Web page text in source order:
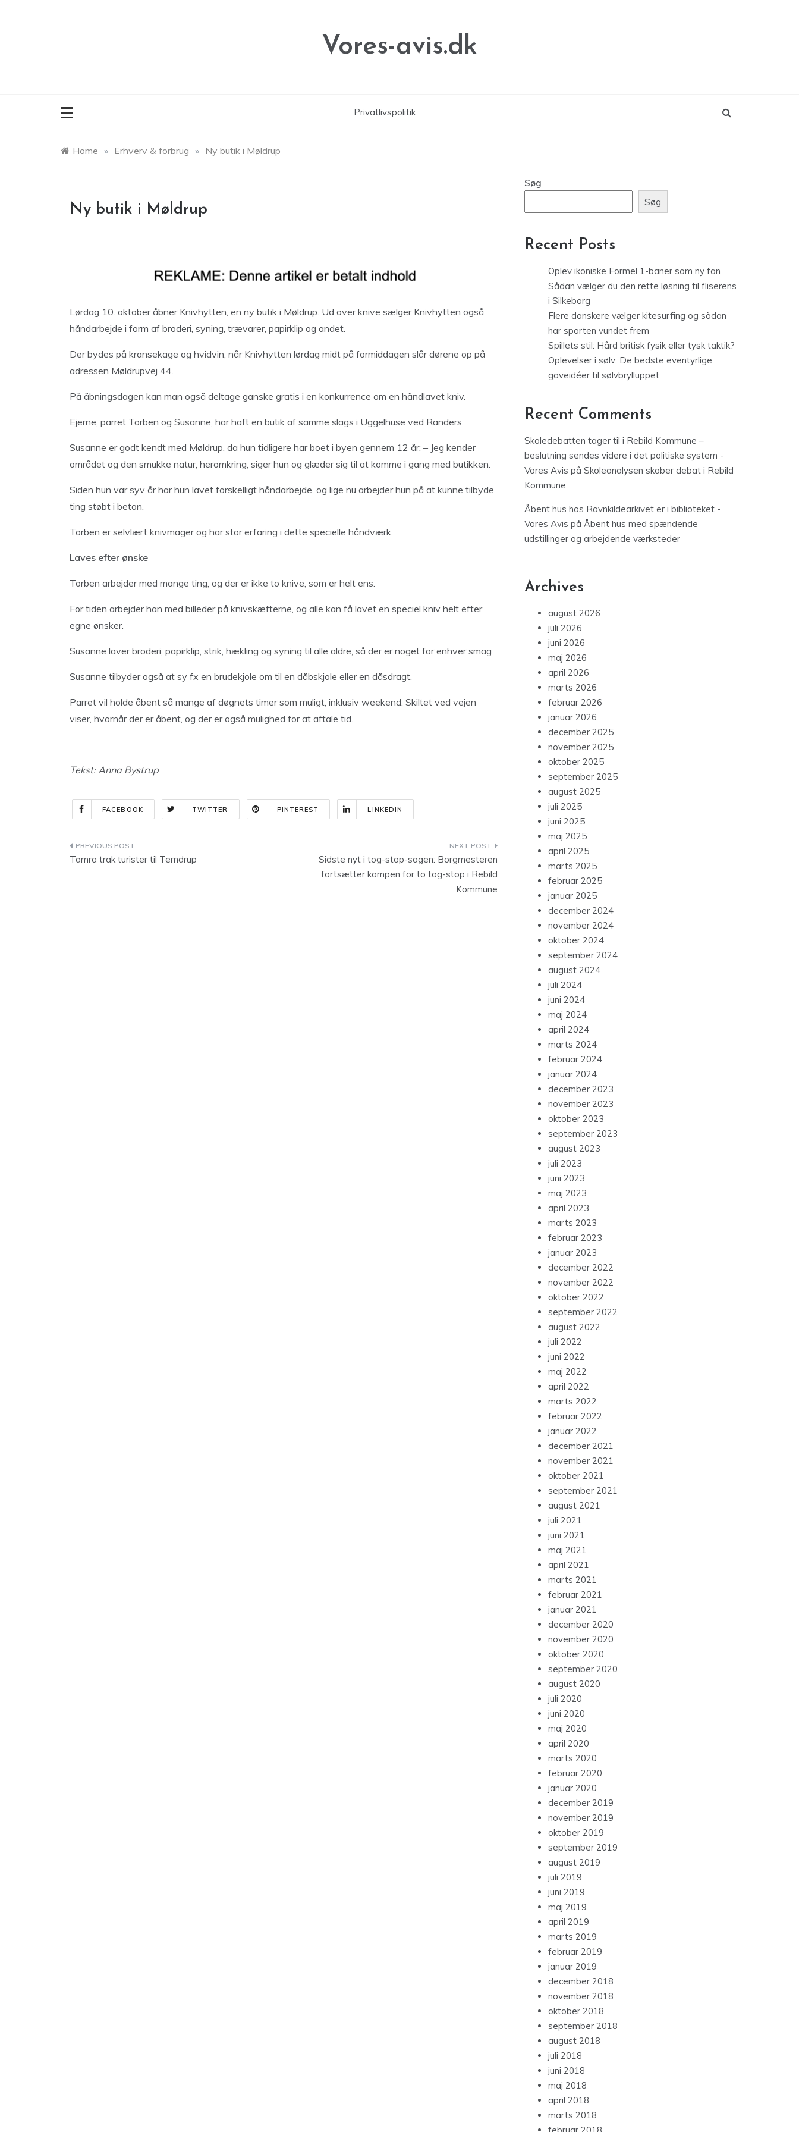
Vores-avis.dk
Privatlivspolitik
Home » Erhverv & forbrug » Ny butik i Møldrup
Ny butik i Møldrup
Lørdag 10. oktober åbner Knivhytten, en ny butik i Møldrup. Ud over knive sælger Knivhytten også
håndarbejde i form af broderi, syning, trævarer, papirklip og andet.
Der bydes på kransekage og hvidvin, når Knivhytten lørdag midt på formiddagen slår dørene op på
adressen Møldrupvej 44.
På åbningsdagen kan man også deltage ganske gratis i en konkurrence om en håndlavet kniv.
Ejerne, parret Torben og Susanne, har haft en butik af samme slags i Uggelhuse ved Randers.
Susanne er godt kendt med Møldrup, da hun tidligere har boet i byen gennem 12 år: – Jeg kender
området og den smukke natur, heromkring, siger hun og glæder sig til at komme i gang med butikken.
Siden hun var syv år har hun lavet forskelligt håndarbejde, og lige nu arbejder hun på at kunne tilbyde
ting støbt i beton.
Torben er selvlært knivmager og har stor erfaring i dette specielle håndværk.
Laves efter ønske
Torben arbejder med mange ting, og der er ikke to knive, som er helt ens.
For tiden arbejder han med billeder på knivskæfterne, og alle kan få lavet en speciel kniv helt efter
egne ønsker.
Susanne laver broderi, papirklip, strik, hækling og syning til alle aldre, så der er noget for enhver smag
Susanne tilbyder også at sy fx en brudekjole om til en dåbskjole eller en dåsdragt.
Parret vil holde åbent så mange af døgnets timer som muligt, inklusiv weekend. Skiltet ved vejen
viser, hvornår der er åbent, og der er også mulighed for at aftale tid.
Tekst: Anna Bystrup
FACEBOOK TWITTER PINTEREST LINKEDIN
Indlægsnavigation
Tamra trak turister til Terndrup
Sidste nyt i tog-stop-sagen: Borgmesteren
fortsætter kampen for to tog-stop i Rebild
Kommune
Søg
Søg
Recent Posts
Oplev ikoniske Formel 1-baner som ny fan
Sådan vælger du den rette løsning til fliserens
i Silkeborg
Flere danskere vælger kitesurfing og sådan
har sporten vundet frem
Spillets stil: Hård britisk fysik eller tysk taktik?
Oplevelser i sølv: De bedste eventyrlige
gaveidéer til sølvbrylluppet
Recent Comments
Skoledebatten tager til i Rebild Kommune –
beslutning sendes videre i det politiske system -
Vores Avis på Skoleanalysen skaber debat i Rebild
Kommune
Åbent hus hos Ravnkildearkivet er i biblioteket -
Vores Avis på Åbent hus med spændende
udstillinger og arbejdende værksteder
Archives
august 2026
juli 2026
juni 2026
maj 2026
april 2026
marts 2026
februar 2026
januar 2026
december 2025
november 2025
oktober 2025
september 2025
august 2025
juli 2025
juni 2025
maj 2025
april 2025
marts 2025
februar 2025
januar 2025
december 2024
november 2024
oktober 2024
september 2024
august 2024
juli 2024
juni 2024
maj 2024
april 2024
marts 2024
februar 2024
januar 2024
december 2023
november 2023
oktober 2023
september 2023
august 2023
juli 2023
juni 2023
maj 2023
april 2023
marts 2023
februar 2023
januar 2023
december 2022
november 2022
oktober 2022
september 2022
august 2022
juli 2022
juni 2022
maj 2022
april 2022
marts 2022
februar 2022
januar 2022
december 2021
november 2021
oktober 2021
september 2021
august 2021
juli 2021
juni 2021
maj 2021
april 2021
marts 2021
februar 2021
januar 2021
december 2020
november 2020
oktober 2020
september 2020
august 2020
juli 2020
juni 2020
maj 2020
april 2020
marts 2020
februar 2020
januar 2020
december 2019
november 2019
oktober 2019
september 2019
august 2019
juli 2019
juni 2019
maj 2019
april 2019
marts 2019
februar 2019
januar 2019
december 2018
november 2018
oktober 2018
september 2018
august 2018
juli 2018
juni 2018
maj 2018
april 2018
marts 2018